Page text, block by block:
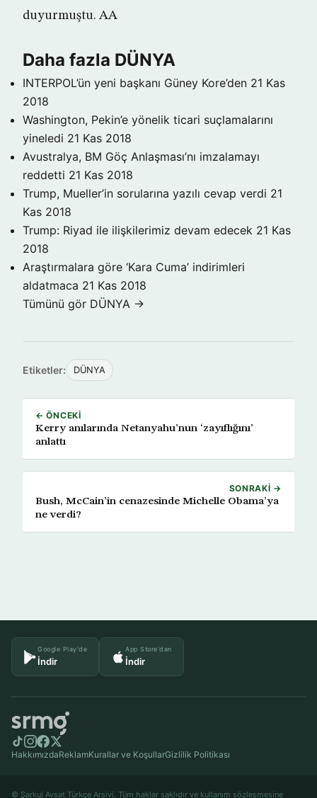
duyurmuştu. AA
Daha fazla DÜNYA
INTERPOL’ün yeni başkanı Güney Kore’den 21 Kas
2018
Washington, Pekin’e yönelik ticari suçlamalarını
yineledi 21 Kas 2018
Avustralya, BM Göç Anlaşması’nı imzalamayı
reddetti 21 Kas 2018
Trump, Mueller’in sorularına yazılı cevap verdi 21
Kas 2018
Trump: Riyad ile ilişkilerimiz devam edecek 21 Kas
2018
Araştırmalara göre ‘Kara Cuma’ indirimleri
aldatmaca 21 Kas 2018
Tümünü gör DÜNYA →
Etiketler: DÜNYA
← ÖNCEKI
Kerry anılarında Netanyahu’nun ‘zayıflığını’
anlattı
SONRAKI →
Bush, McCain’in cenazesinde Michelle Obama’ya
ne verdi?
Google Play'de
İndir
App Store'dan
İndir
HakkımızdaReklamKurallar ve KoşullarGizlilik Politikası
© Şarkul Avsat Türkçe Arşivi. Tüm haklar saklıdır ve kullanım sözleşmesine